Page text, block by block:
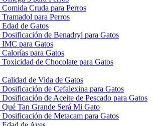
Cruda para Perros
para Perros
de Gatos
Dosificación de Benadryl para Gatos
IMC para Gatos
para Gatos
de Chocolate para Gatos
de Vida de Gatos
de Cefalexina para Gatos
de Aceite de Pescado para Gatos
Tan Grande Será Mi Gato
de Metacam para Gatos